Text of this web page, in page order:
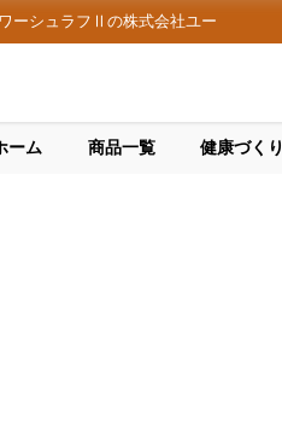
ーシュラフⅡの株式会社ユー
ーム 商品一覧 健康づくり